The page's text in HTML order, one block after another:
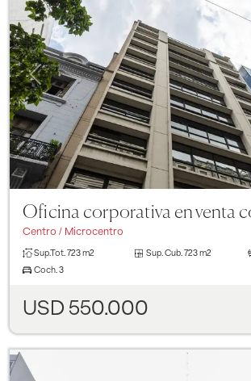
Previous
Oficina corporativa en venta
Centro / Microcentro
Sup.Tot. 723 m2 Sup. Cub. 723 m2
Coch. 3
USD 550.000